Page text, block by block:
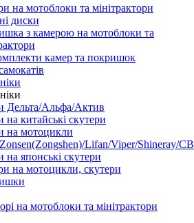
на мотоблоки та мінітрактори
диски
з камерою на мотоблоки та
камер та покришок
Дельта/Альфа/Актив
на китайські скутери
на мотоцикли
Lifan/Viper/Shineray/CB
на японські скутери
на мотоцикли, скутери
на мотоблоки та мінітрактори